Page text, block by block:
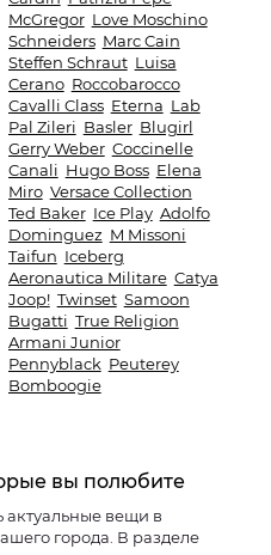
McGregor Love Moschino
Schneiders Marc Cain
Steffen Schraut Luisa
Cerano Roccobarocco
Cavalli Class Eterna Lab
Pal Zileri Basler Blugirl
Gerry Weber Coccinelle
Canali Hugo Boss Elena
Miro Versace Collection
Ted Baker Ice Play Adolfo
Dominguez M Missoni
Taifun Iceberg
Aeronautica Militare Catya
Joop! Twinset Samoon
Bugatti True Religion
Armani Junior
Pennyblack Peuterey
Bomboogie
вы полюбите
актуальные вещи в
города. В разделе